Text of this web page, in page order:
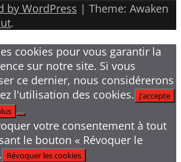
by WordPress | Theme: Awaken
.
cookies pour vous garantir la
sur notre site. Si vous
ce dernier, nous considérerons
l'utilisation des cookies. J'accepte
votre consentement à tout
le bouton « Révoquer le
Révoquer les cookies